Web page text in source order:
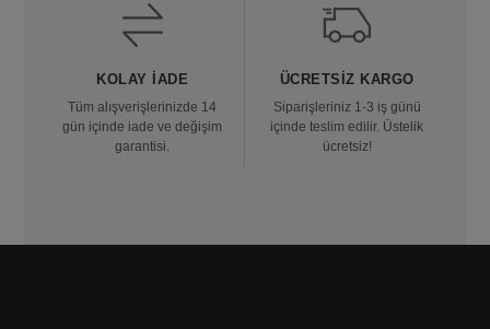
KOLAY İADE
Tüm alışverişlerinizde 14
gün içinde iade ve değişim
garantisi.
ÜCRETSIZ KARGO
Siparişleriniz 1-3 iş günü
içinde teslim edilir. Üstelik
ücretsiz!